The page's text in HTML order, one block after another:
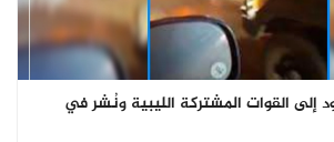
إلى القوات المشتركة الليبية ونُشر في